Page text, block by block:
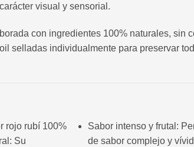
visual y sensorial.
con ingredientes 100% naturales,
selladas individualmente para preservar
rojo rubí 100%
Su
Sabor intenso y frutal:
de sabor complejo y